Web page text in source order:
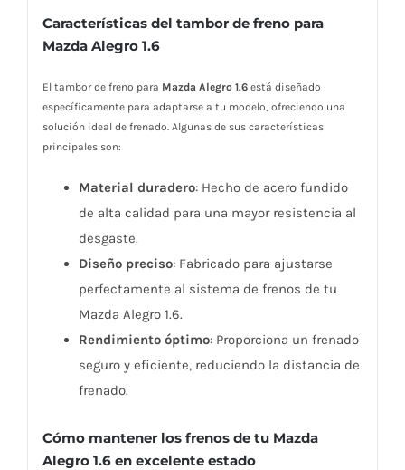
Características del tambor de freno para
Mazda Alegro 1.6
El tambor de freno para Mazda Alegro 1.6está diseñado
específicamente para adaptarse a tu modelo, ofreciendo una
solución ideal de frenado. Algunas de sus características
principales son:
Material duradero: Hecho de acero fundido
de alta calidad para una mayor resistencia al
desgaste.
Diseño preciso: Fabricado para ajustarse
perfectamente al sistema de frenos de tu
Mazda Alegro 1.6.
Rendimiento óptimo: Proporciona un frenado
seguro y eficiente, reduciendo la distancia de
frenado.
Cómo mantener los frenos de tu Mazda
Alegro 1.6 en excelente estado